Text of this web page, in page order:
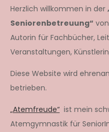
Herzlich willkommen in der
Seniorenbetreuung“ von
Autorin für Fachbücher,
Veranstaltungen,
Diese Website wird
betrieben.
„Atemfreude“ ist mein
Atemgymnastik für